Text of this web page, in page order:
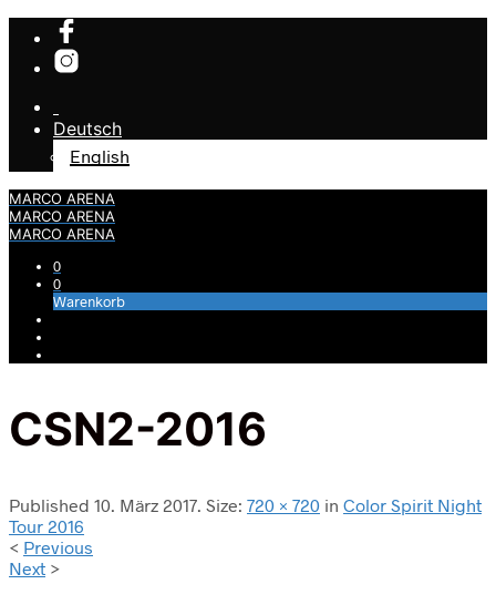
Deutsch
English
MARCO ARENA
MARCO ARENA
MARCO ARENA
0
0
Warenkorb
CSN2-2016
Published 10. März 2017. Size: 720 × 720 in Color Spirit Night
Tour 2016
< Previous
Next >